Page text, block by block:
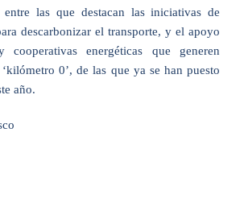
entre las que destacan las iniciativas de
descarbonizar el transporte, y el apoyo
cooperativas energéticas que generen
0’, de las que ya se han puesto
año.